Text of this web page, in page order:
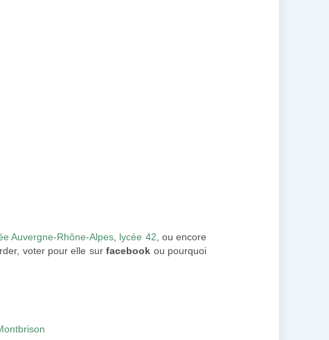
Auvergne-Rhône-Alpes lycée 42 , ou encore
voter pour elle surfacebook ou pourquoi